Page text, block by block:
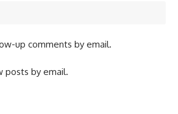
up comments by email.
posts by email.